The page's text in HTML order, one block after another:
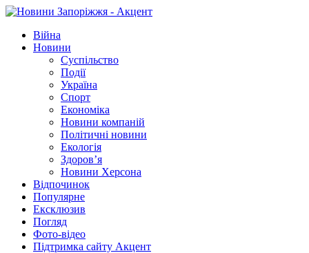
Війна
Новини
Суспільство
Події
Україна
Спорт
Економіка
Новини компаній
Політичні новини
Екологія
Здоров’я
Новини Херсона
Відпочинок
Популярне
Ексклюзив
Погляд
Фото-відео
Підтримка сайту Акцент